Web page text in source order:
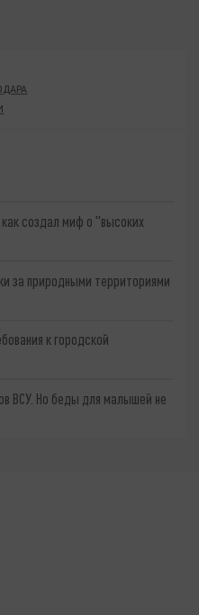
создал миф о "высоких
за природными территориями
к городской
ВСУ. Но беды для малышей не